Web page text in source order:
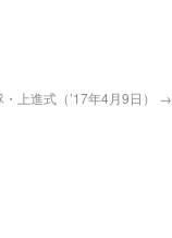
上進式（’17年4月9日） →